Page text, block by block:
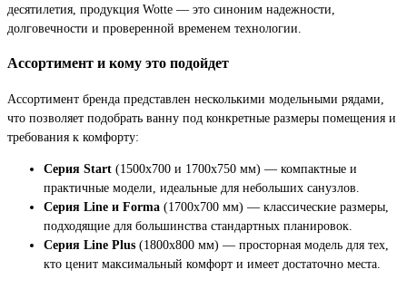
десятилетия, продукция Wotte — это синоним надежности,
долговечности и проверенной временем технологии.
Ассортимент и кому это подойдет
Ассортимент бренда представлен несколькими модельными рядами,
что позволяет подобрать ванну под конкретные размеры помещения и
требования к комфорту:
Серия Start (1500х700 и 1700х750 мм) — компактные и
практичные модели, идеальные для небольших санузлов.
Серия Line и Forma (1700х700 мм) — классические размеры,
подходящие для большинства стандартных планировок.
Серия Line Plus (1800х800 мм) — просторная модель для тех,
кто ценит максимальный комфорт и имеет достаточно места.